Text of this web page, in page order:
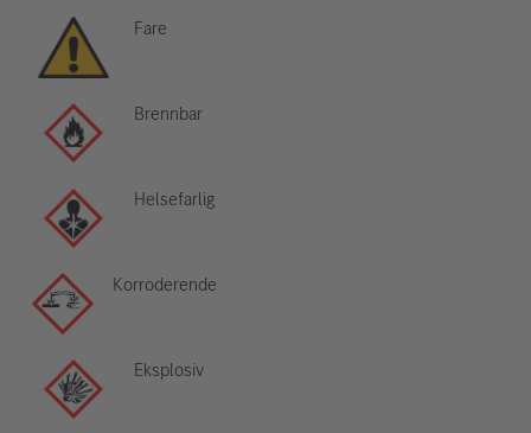
Fare
Brennbar
Helsefarlig
Korroderende
Eksplosiv